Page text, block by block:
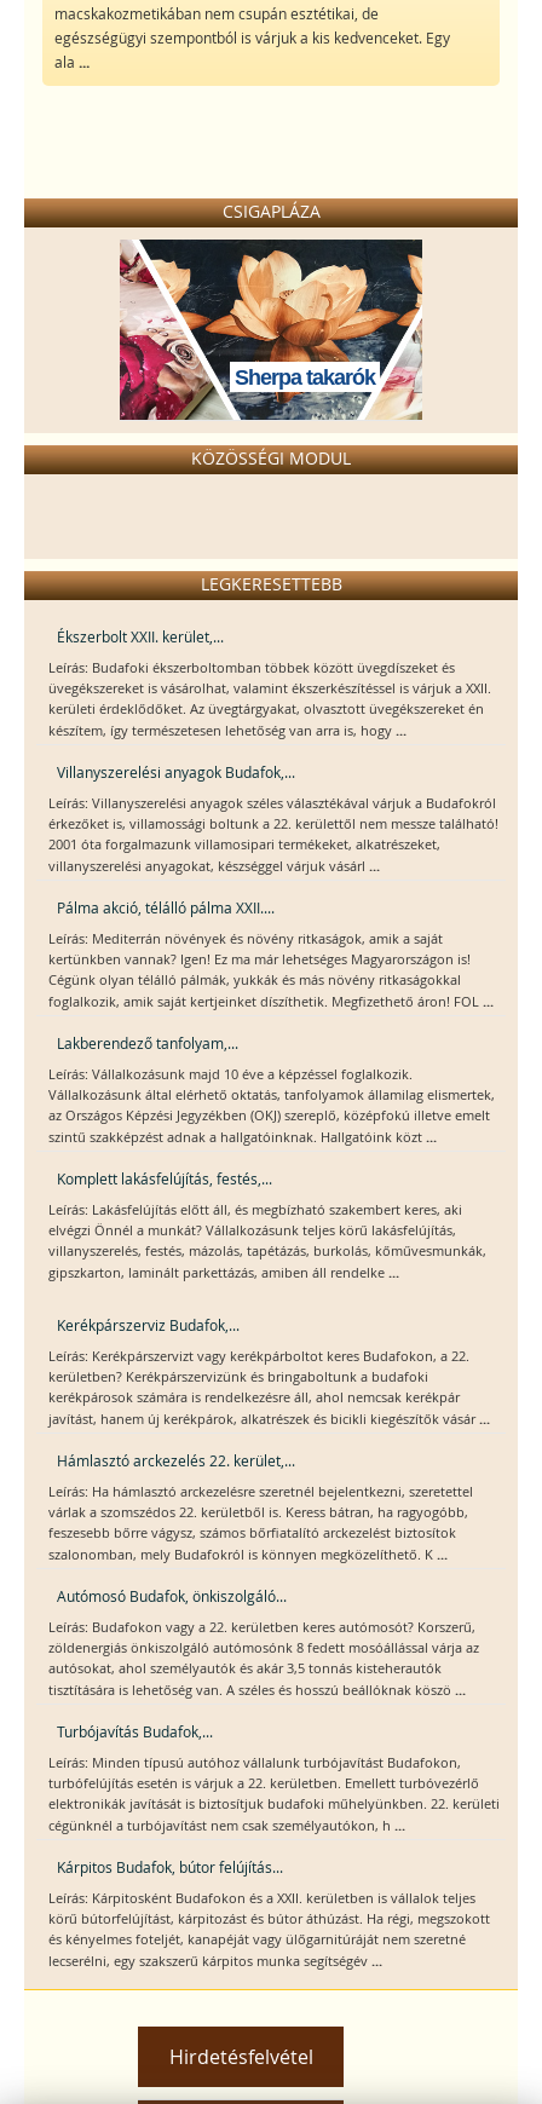
macskakozmetikában nem csupán esztétikai, de
egészségügyi szempontból is várjuk a kis kedvenceket. Egy
ala ...
CSIGAPLÁZA
Sherpa takarók
KÖZÖSSÉGI MODUL
LEGKERESETTEBB
Ékszerbolt XXII. kerület,...
Leírás: Budafoki ékszerboltomban többek között üvegdíszeket és
üvegékszereket is vásárolhat, valamint ékszerkészítéssel is várjuk a XXII.
kerületi érdeklődőket. Az üvegtárgyakat, olvasztott üvegékszereket én
készítem, így természetesen lehetőség van arra is, hogy ...
Villanyszerelési anyagok Budafok,...
Leírás: Villanyszerelési anyagok széles választékával várjuk a Budafokról
érkezőket is, villamossági boltunk a 22. kerülettől nem messze található!
2001 óta forgalmazunk villamosipari termékeket, alkatrészeket,
villanyszerelési anyagokat, készséggel várjuk vásárl ...
Pálma akció, télálló pálma XXII....
Leírás: Mediterrán növények és növény ritkaságok, amik a saját
kertünkben vannak? Igen! Ez ma már lehetséges Magyarországon is!
Cégünk olyan télálló pálmák, yukkák és más növény ritkaságokkal
foglalkozik, amik saját kertjeinket díszíthetik. Megfizethető áron! FOL ...
Lakberendező tanfolyam,...
Leírás: Vállalkozásunk majd 10 éve a képzéssel foglalkozik.
Vállalkozásunk által elérhető oktatás, tanfolyamok államilag elismertek,
az Országos Képzési Jegyzékben (OKJ) szereplő, középfokú illetve emelt
szintű szakképzést adnak a hallgatóinknak. Hallgatóink közt ...
Komplett lakásfelújítás, festés,...
Leírás: Lakásfelújítás előtt áll, és megbízható szakembert keres, aki
elvégzi Önnél a munkát? Vállalkozásunk teljes körű lakásfelújítás,
villanyszerelés, festés, mázolás, tapétázás, burkolás, kőművesmunkák,
gipszkarton, laminált parkettázás, amiben áll rendelke ...
Kerékpárszerviz Budafok,...
Leírás: Kerékpárszervizt vagy kerékpárboltot keres Budafokon, a 22.
kerületben? Kerékpárszervizünk és bringaboltunk a budafoki
kerékpárosok számára is rendelkezésre áll, ahol nemcsak kerékpár
javítást, hanem új kerékpárok, alkatrészek és bicikli kiegészítők vásár...
Hámlasztó arckezelés 22. kerület,...
Leírás: Ha hámlasztó arckezelésre szeretnél bejelentkezni, szeretettel
várlak a szomszédos 22. kerületből is. Keress bátran, ha ragyogóbb,
feszesebb bőrre vágysz, számos bőrfiatalító arckezelést biztosítok
szalonomban, mely Budafokról is könnyen megközelíthető. K ...
Autómosó Budafok, önkiszolgáló...
Leírás: Budafokon vagy a 22. kerületben keres autómosót? Korszerű,
zöldenergiás önkiszolgáló autómosónk 8 fedett mosóállással várja az
autósokat, ahol személyautók és akár 3,5 tonnás kisteherautók
tisztítására is lehetőség van. A széles és hosszú beállóknak köszö ...
Turbójavítás Budafok,...
Leírás: Minden típusú autóhoz vállalunk turbójavítást Budafokon,
turbófelújítás esetén is várjuk a 22. kerületben. Emellett turbóvezérlő
elektronikák javítását is biztosítjuk budafoki műhelyünkben. 22. kerületi
cégünknél a turbójavítást nem csak személyautókon, h ...
Kárpitos Budafok, bútor felújítás...
Leírás: Kárpitosként Budafokon és a XXII. kerületben is vállalok teljes
körű bútorfelújítást, kárpitozást és bútor áthúzást. Ha régi, megszokott
és kényelmes foteljét, kanapéját vagy ülőgarnitúráját nem szeretné
lecserélni, egy szakszerű kárpitos munka segítségév ...
Hirdetésfelvétel